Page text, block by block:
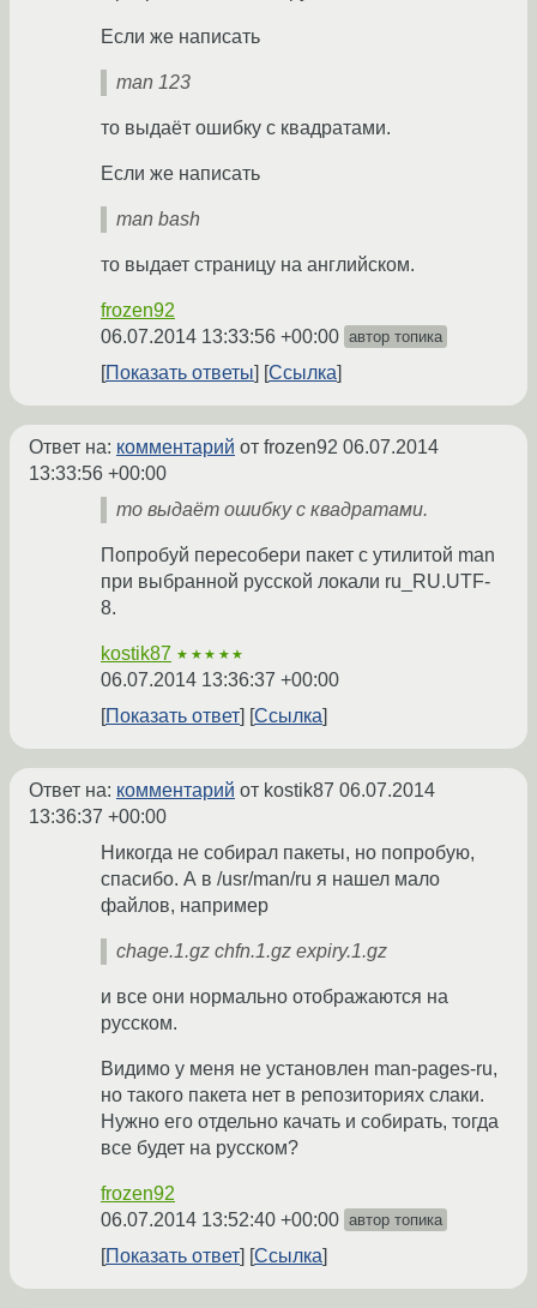
Если же написать
man 123
то выдаёт ошибку с квадратами.
Если же написать
man bash
то выдает страницу на английском.
frozen92
06.07.2014 13:33:56 +00:00 автор топика
Показать ответы Ссылка
Ответ на: комментарий от frozen92 06.07.2014
13:33:56 +00:00
то выдаёт ошибку с квадратами.
Попробуй пересобери пакет с утилитой man
при выбранной русской локали ru_RU.UTF-
8.
kostik87 ★★★★★
06.07.2014 13:36:37 +00:00
Показать ответ
Ссылка
Ответ на: комментарий от kostik87 06.07.2014
13:36:37 +00:00
Никогда не собирал пакеты, но попробую,
спасибо. А в /usr/man/ru я нашел мало
файлов, например
chage.1.gz chfn.1.gz expiry.1.gz
и все они нормально отображаются на
русском.
Видимо у меня не установлен man-pages-ru,
но такого пакета нет в репозиториях слаки.
Нужно его отдельно качать и собирать, тогда
все будет на русском?
frozen92
06.07.2014 13:52:40 +00:00 автор топика
Показать ответ Ссылка